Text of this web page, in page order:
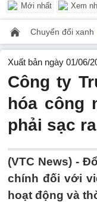
Mới nhất Xem
Chuyển đổi xanh
Xuất bản ngày 01/06/
Công ty
hóa công
phải sạc
(VTC News) -
chính đối với
hoạt động và